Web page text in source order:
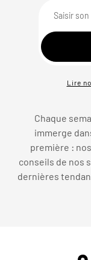
Lire
Chaque
immerge
première :
conseils de nos
dernières